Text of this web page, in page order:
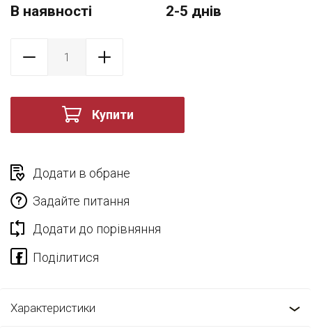
В наявності 2-5 днів
Купити
Додати в обране
Задайте питання
Додати до порівняння
Характеристики